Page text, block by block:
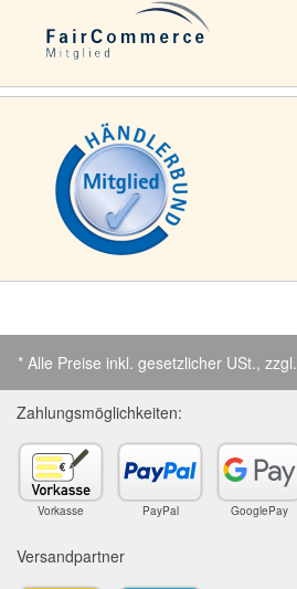
* Alle Preise inkl. gesetzlicher USt., zzgl.
Zahlungsmöglichkeiten:
Vorkasse PayPal GooglePay
Versandpartner